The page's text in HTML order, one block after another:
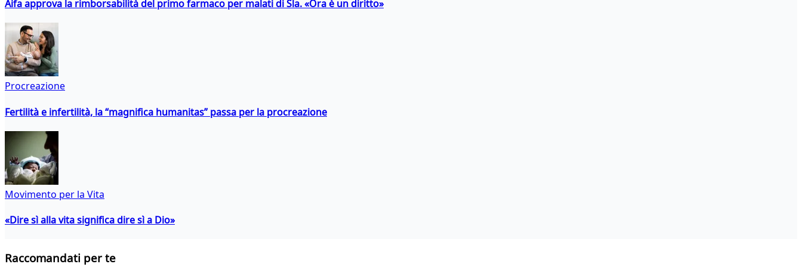
Aifa approva la rimborsabilità del primo farmaco per malati di Sla. «Ora è un diritto»
Procreazione
Fertilità e infertilità, la “magnifica humanitas” passa per la procreazione
Movimento per la Vita
«Dire sì alla vita significa dire sì a Dio»
Raccomandati per te